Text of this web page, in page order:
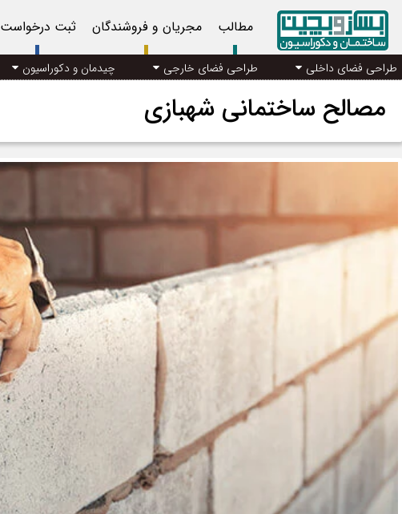
مطالب مجریان و فروشندگان ثبت درخواست
طراحی فضای داخلی طراحی فضای خارجی چیدمان و دکوراسیون
مصالح ساختمانی شهبازی